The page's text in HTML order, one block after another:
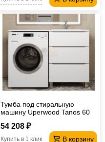
Тумба под стиральную
машину Uperwood Tanos 60
белая
54 208 ₽
В корзину
Купить в 1 клик